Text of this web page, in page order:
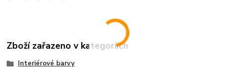
Zboží zařazeno v kategoriích
Interiérové barvy